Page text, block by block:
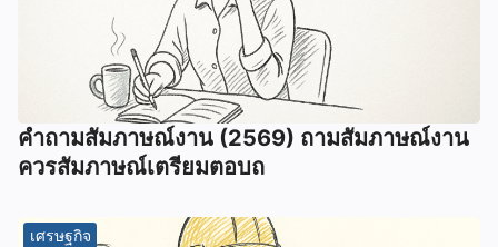
คําถามสัมภาษณ์งาน (2569) ถามสัมภาษณ์งาน
ควรสัมภาษณ์เตรียมตอบถ
เศรษฐกิจ